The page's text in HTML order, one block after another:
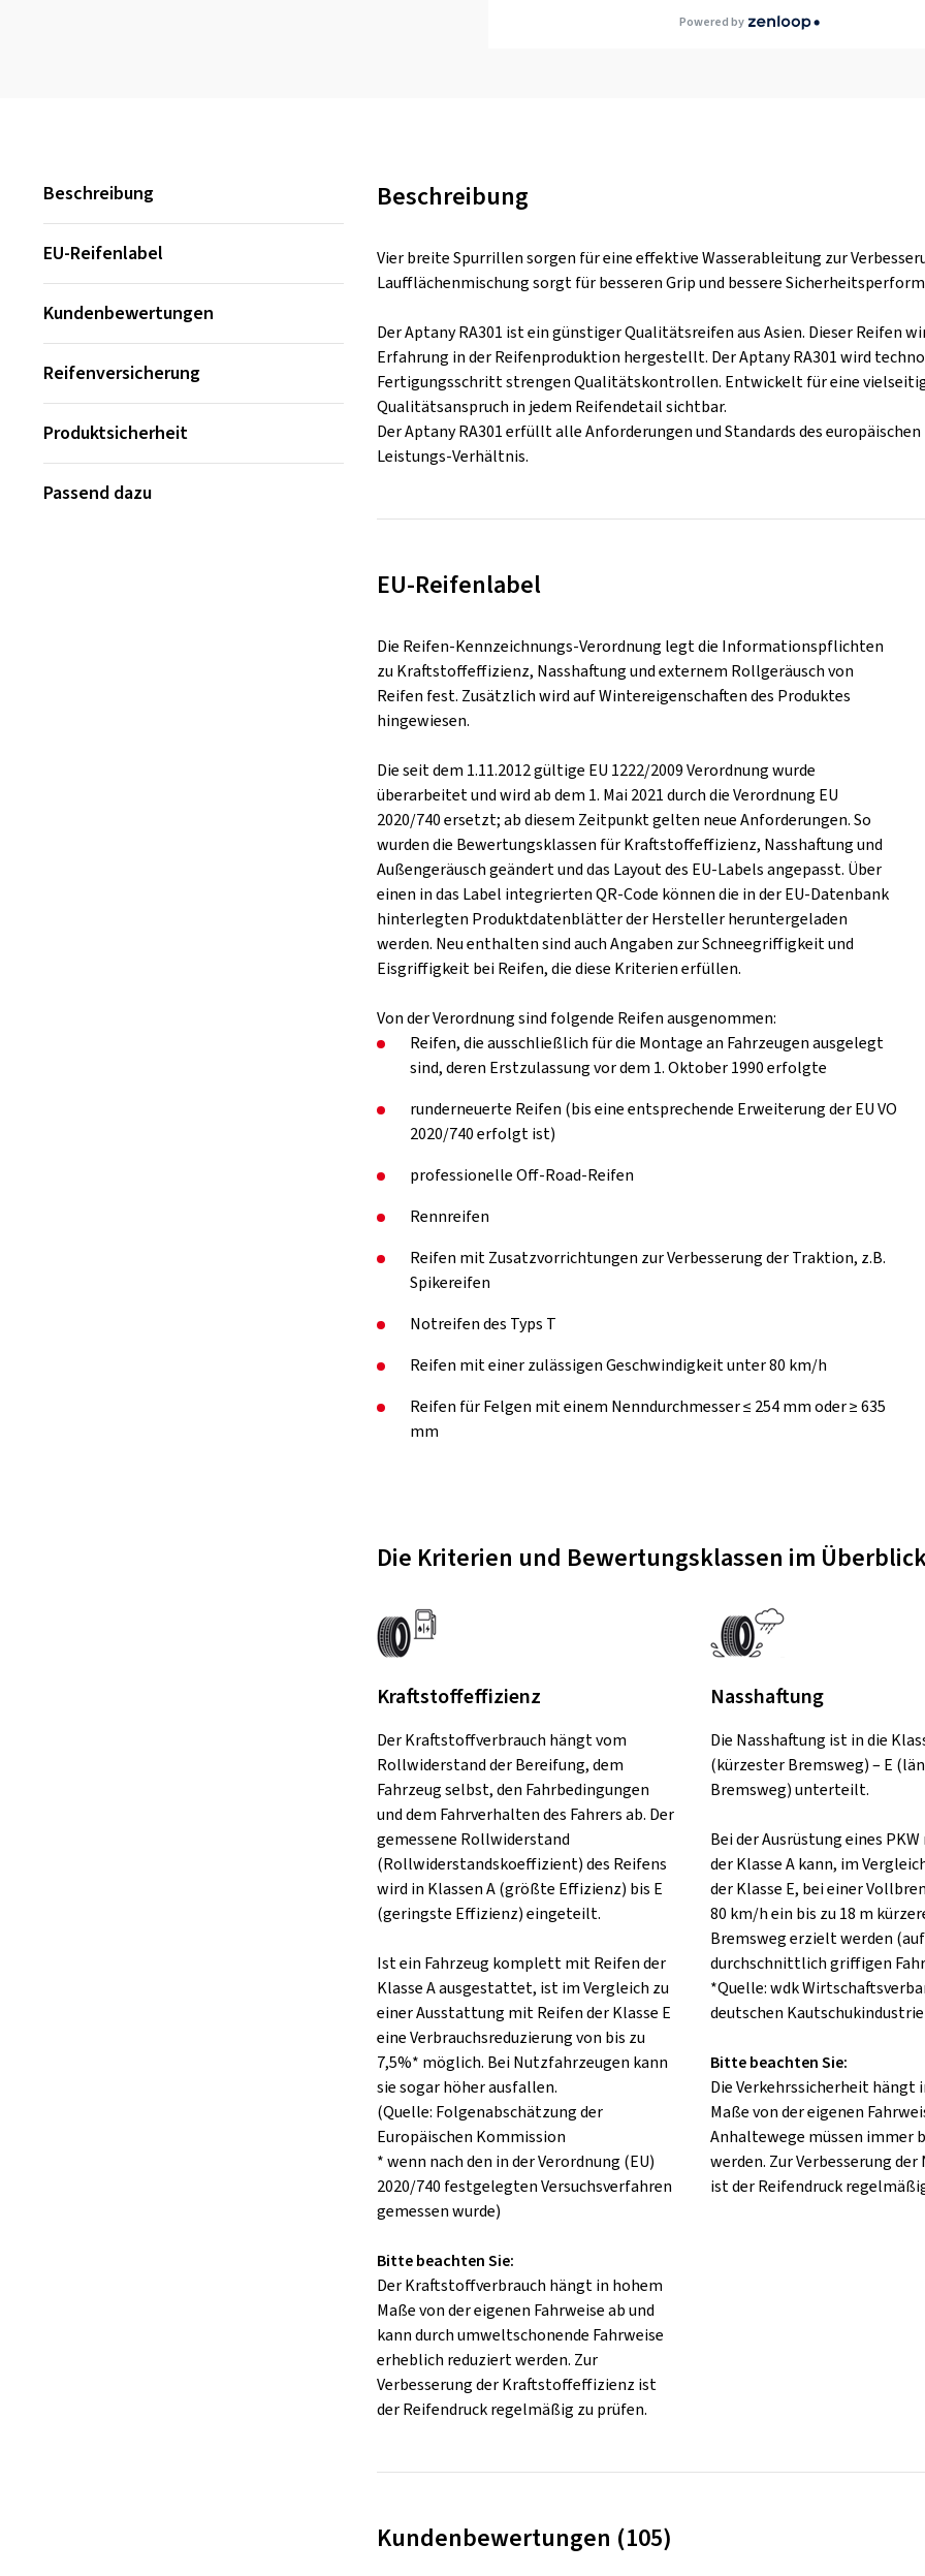
Powered by
Beschreibung
EU-Reifenlabel
Kundenbewertungen
Reifenversicherung
Produktsicherheit
Passend dazu
Beschreibung
Vier breite Spurrillen sorgen für eine effektive Wasserableitung zur
Laufflächenmischung sorgt für besseren Grip und bessere
Der Aptany RA301 ist ein günstiger Qualitätsreifen aus Asien. Dieser
Erfahrung in der Reifenproduktion hergestellt. Der Aptany RA301 wird
Fertigungsschritt strengen Qualitätskontrollen. Entwickelt für eine
Qualitätsanspruch in jedem Reifendetail sichtbar.
Der Aptany RA301 erfüllt alle Anforderungen und Standards des
Leistungs-Verhältnis.
EU-Reifenlabel
Die Reifen-Kennzeichnungs-Verordnung legt die Informationspflichten
zu Kraftstoffeffizienz, Nasshaftung und externem Rollgeräusch von
Reifen fest. Zusätzlich wird auf Wintereigenschaften des Produktes
hingewiesen.
Die seit dem 1.11.2012 gültige EU 1222/2009 Verordnung wurde
überarbeitet und wird ab dem 1. Mai 2021 durch die Verordnung EU
2020/740 ersetzt; ab diesem Zeitpunkt gelten neue Anforderungen. So
wurden die Bewertungsklassen für Kraftstoffeffizienz, Nasshaftung und
Außengeräusch geändert und das Layout des EU-Labels angepasst. Über
einen in das Label integrierten QR-Code können die in der EU-Datenbank
hinterlegten Produktdatenblätter der Hersteller heruntergeladen
werden. Neu enthalten sind auch Angaben zur Schneegriffigkeit und
Eisgriffigkeit bei Reifen, die diese Kriterien erfüllen.
Von der Verordnung sind folgende Reifen ausgenommen:
Reifen, die ausschließlich für die Montage an Fahrzeugen ausgelegt
sind, deren Erstzulassung vor dem 1. Oktober 1990 erfolgte
runderneuerte Reifen (bis eine entsprechende Erweiterung der EU VO
2020/740 erfolgt ist)
professionelle Off-Road-Reifen
Rennreifen
Reifen mit Zusatzvorrichtungen zur Verbesserung der Traktion, z.B.
Spikereifen
Notreifen des Typs T
Reifen mit einer zulässigen Geschwindigkeit unter 80 km/h
Reifen für Felgen mit einem Nenndurchmesser ≤ 254 mm oder ≥ 635
mm
Die Kriterien und Bewertungsklassen im
Kraftstoffeffizienz
Der Kraftstoffverbrauch hängt vom
Rollwiderstand der Bereifung, dem
Fahrzeug selbst, den Fahrbedingungen
und dem Fahrverhalten des Fahrers ab. Der
gemessene Rollwiderstand
(Rollwiderstandskoeffizient) des Reifens
wird in Klassen A (größte Effizienz) bis E
(geringste Effizienz) eingeteilt.
Ist ein Fahrzeug komplett mit Reifen der
Klasse A ausgestattet, ist im Vergleich zu
einer Ausstattung mit Reifen der Klasse E
eine Verbrauchsreduzierung von bis zu
7,5%* möglich. Bei Nutzfahrzeugen kann
sie sogar höher ausfallen.
(Quelle: Folgenabschätzung der
Europäischen Kommission
* wenn nach den in der Verordnung (EU)
2020/740 festgelegten Versuchsverfahren
gemessen wurde)
Bitte beachten Sie:
Der Kraftstoffverbrauch hängt in hohem
Maße von der eigenen Fahrweise ab und
kann durch umweltschonende Fahrweise
erheblich reduziert werden. Zur
Verbesserung der Kraftstoffeffizienz ist
der Reifendruck regelmäßig zu prüfen.
Nasshaftung
Die Nasshaftung ist in die
(kürzester Bremsweg) – E
Bremsweg) unterteilt.
Bei der Ausrüstung eines
der Klasse A kann, im
der Klasse E, bei einer
80 km/h ein bis zu 18 m
Bremsweg erzielt werden
durchschnittlich griffigen
*Quelle: wdk
deutschen Kautschukindustrie
Bitte beachten Sie:
Die Verkehrssicherheit hängt
Maße von der eigenen
Anhaltewege müssen immer
werden. Zur Verbesserung
ist der Reifendruck
Kundenbewertungen (105)